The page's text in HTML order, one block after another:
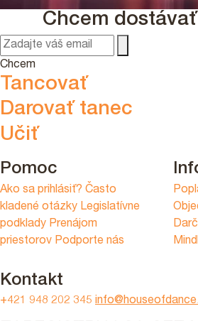
Chcem
Chcem
Tancovať
Darovať tanec
Učiť
Pomoc
Ako sa prihlásiť? Často
kladené otázky Legislatívne
podklady Prenájom
priestorov Podporte nás
Kontakt
+421 948 202 345